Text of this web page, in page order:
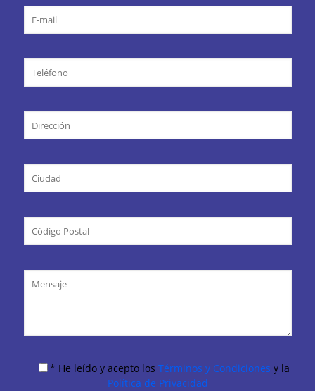
* He leído y acepto los Términos y Condiciones y la
Política de Privacidad